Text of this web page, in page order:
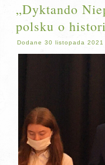
„Dyktando
polsku o
Dodane 30 listopada 2021